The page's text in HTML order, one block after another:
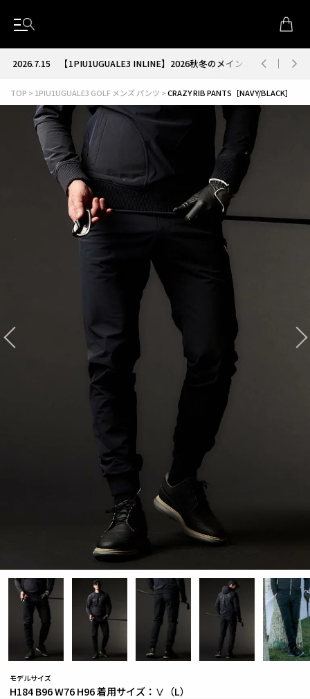
2026.7.15【1PIU1UGUALE3 INLINE】2026秋冬のメインコレクションが
TOP 1PIU1UGUALE3 GOLF メンズ パンツ CRAZY RIB PANTS［NAVY/BLACK］
モデルサイズ
H184 B96 W76 H96 着用サイズ：Ⅴ（L）